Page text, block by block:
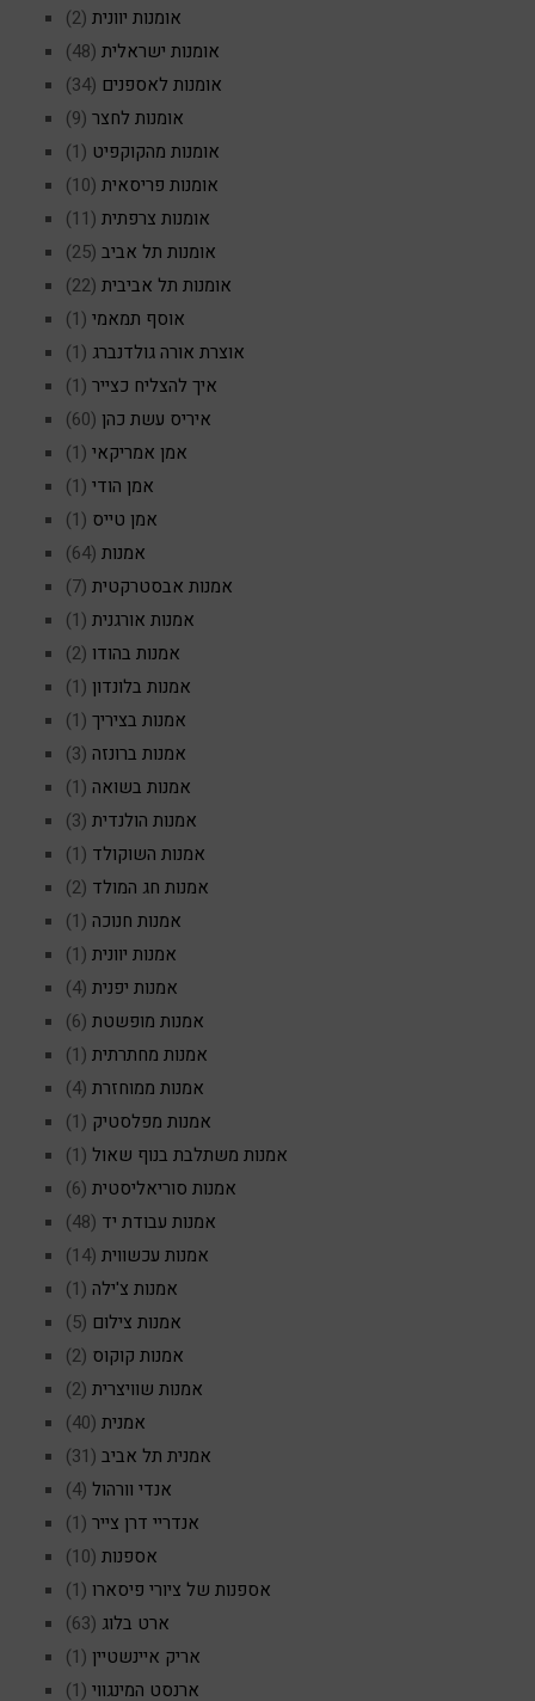
אומנות יוונית (2)
אומנות ישראלית (48)
אומנות לאספנים (34)
אומנות לחצר (9)
אומנות מהקוקפיט (1)
אומנות פריסאית (10)
אומנות צרפתית (11)
אומנות תל אביב (25)
אומנות תל אביבית (22)
אוסף תמאמי (1)
אוצרת אורה גולדנברג (1)
איך להצליח כצייר (1)
איריס עשת כהן (60)
אמן אמריקאי (1)
אמן הודי (1)
אמן טייס (1)
אמנות (64)
אמנות אבסטרקטית (7)
אמנות אורגנית (1)
אמנות בהודו (2)
אמנות בלונדון (1)
אמנות בציריך (1)
אמנות ברונזה (3)
אמנות בשואה (1)
אמנות הולנדית (3)
אמנות השוקולד (1)
אמנות חג המולד (2)
אמנות חנוכה (1)
אמנות יוונית (1)
אמנות יפנית (4)
אמנות מופשטת (6)
אמנות מחתרתית (1)
אמנות ממוחזרת (4)
אמנות מפלסטיק (1)
אמנות משתלבת בנוף שאול (1)
אמנות סוריאליסטית (6)
אמנות עבודת יד (48)
אמנות עכשווית (14)
אמנות צ'ילה (1)
אמנות צילום (5)
אמנות קוקוס (2)
אמנות שוויצרית (2)
אמנית (40)
אמנית תל אביב (31)
אנדי וורהול (4)
אנדריי דרן צייר (1)
אספנות (10)
אספנות של ציורי פיסארו (1)
ארט בלוג (63)
אריק איינשטיין (1)
ארנסט המינגווי (1)